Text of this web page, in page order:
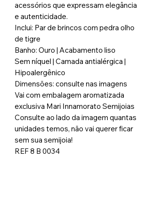
acessórios que expressam elegância
e autenticidade.
Inclui: Par de brincos com pedra olho
de tigre
Banho: Ouro | Acabamento liso
Sem níquel | Camada antialérgica |
Hipoalergênico
Dimensões: consulte nas imagens
Vai com embalagem aromatizada
exclusiva Mari Innamorato Semijoias
Consulte ao lado da imagem quantas
unidades temos, não vai querer ficar
sem sua semijoia!
REF 8 B 0034